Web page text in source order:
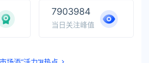
7903984
当日关注峰值